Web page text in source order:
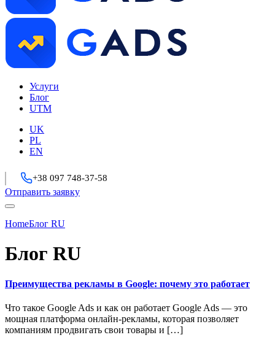
Услуги
Блог
UTM
UK
PL
EN
+38 097 748-37-58
Отправить заявку
HomeБлог RU
Блог RU
Преимущества рекламы в Google: почему это работает
Что такое Google Ads и как он работает Google Ads — это
мощная платформа онлайн-рекламы, которая позволяет
компаниям продвигать свои товары и […]